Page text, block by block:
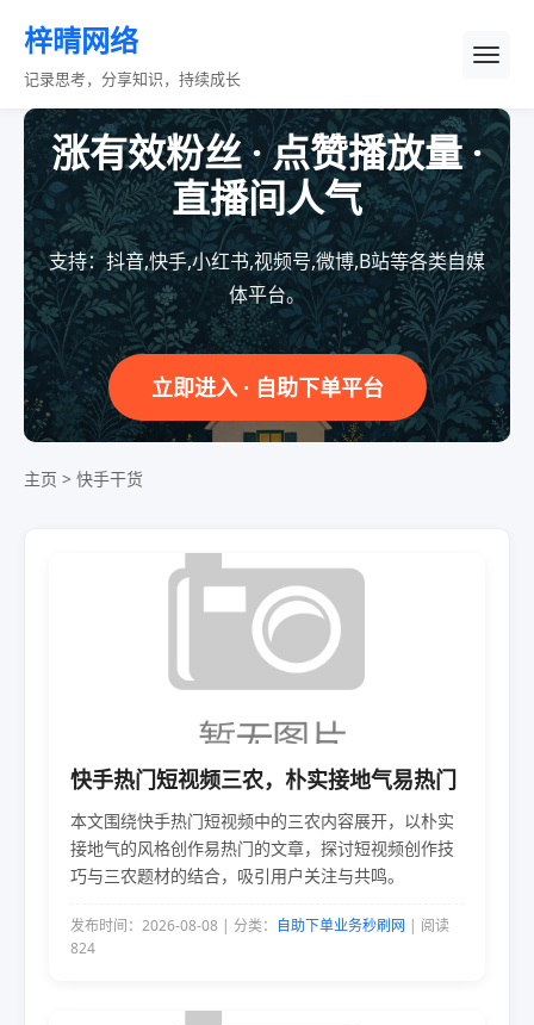
梓晴网络
记录思考，分享知识，持续成长
涨有效粉丝 · 点赞播放量 ·
直播间人气
支持：抖音,快手,小红书,视频号,微博,B站等各类自媒
体平台。
立即进入 · 自助下单平台
主页 > 快手干货
快手热门短视频三农，朴实接地气易热门
本文围绕快手热门短视频中的三农内容展开，以朴实
接地气的风格创作易热门的文章，探讨短视频创作技
巧与三农题材的结合，吸引用户关注与共鸣。
发布时间：2026-08-08 | 分类： 自助下单业务秒刷网 | 阅读
824